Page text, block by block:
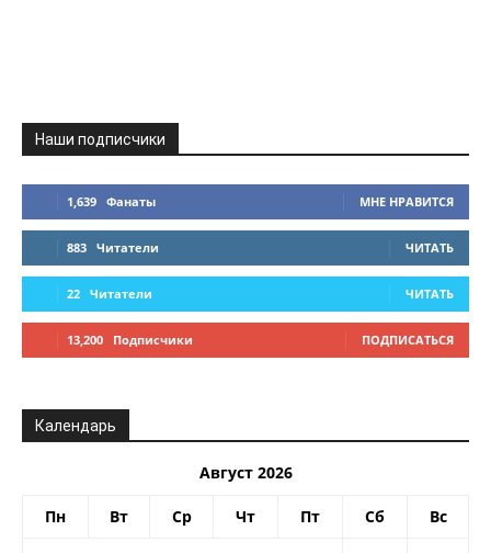
Наши подписчики
1,639 Фанаты МНЕ НРАВИТСЯ
883 Читатели ЧИТАТЬ
22 Читатели ЧИТАТЬ
13,200 Подписчики ПОДПИСАТЬСЯ
Календарь
Август 2026
Пн Вт Ср Чт Пт Сб Вс